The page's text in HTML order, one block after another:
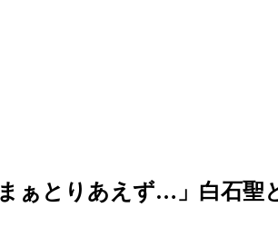
ぁとりあえず…」白石